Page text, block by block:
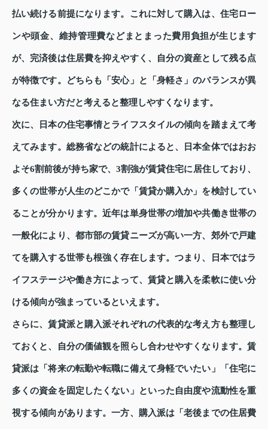
払い続ける前提になります。これに対して購入は、住宅ロー
ンや頭金、維持管理費などまとまった費用負担が生じます
が、完済後は住居費を抑えやすく、自分の資産として残る点
が特徴です。どちらも「安心」と「身軽さ」のバランスが異
なる住まい方だと考えると整理しやすくなります。
次に、日本の住宅事情とライフスタイルの傾向を踏まえて考
えてみます。総務省などの統計によると、日本全体ではおお
よそ6割前後が持ち家で、3割強が賃貸住宅に居住しており、
多くの世帯が人生のどこかで「賃貸か購入か」を検討してい
ることが分かります。近年は単身世帯の増加や共働き世帯の
一般化により、都市部の賃貸ニーズが高い一方、郊外で戸建
てを購入する世帯も根強く存在します。つまり、日本ではラ
イフステージや働き方によって、賃貸と購入を柔軟に使い分
ける傾向が強まっているといえます。
さらに、賃貸派と購入派それぞれの代表的な考え方も整理し
ておくと、自分の価値観を照らし合わせやすくなります。賃
貸派は「将来の転勤や転職に備えて身軽でいたい」「住宅に
多くの資金を固定したくない」といった自由度や流動性を重
視する傾向があります。一方、購入派は「老後までの住居費